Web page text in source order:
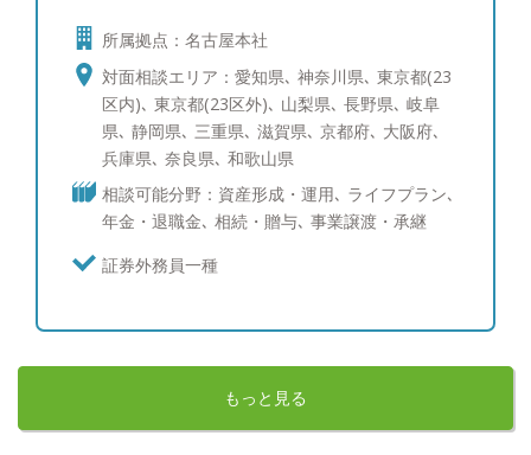
運用をし、パフォーマンスを向上させることができ
る点が、「転勤がない」ということの意義だと思い
ます。ご自身の運用ゴールに向け、長期的な視点で
の投資提案をしてまいります。 【運用に対するモ
ットー】 資産運用の世界はジャングルです。相場
変動の中で日々新しい商品やサービスが登場し、ユ
ーザーがその本質を理解することが時に困難を極め
る時代。自分自身の主観を頼りに恐る恐る歩を進め
ているのが現状ではないでしょうか。我々は、
様にお伝えし、伴走いたします。
所属拠点：名古屋本社
対面相談エリア：愛知県､ 神奈川県､ 東京都(23
区内)､ 東京都(23区外)､ 山梨県､ 長野県､ 岐阜
県､ 静岡県､ 三重県､ 滋賀県､ 京都府､ 大阪府､
兵庫県､ 奈良県､ 和歌山県
相談可能分野：資産形成・運用､ ライフプラン､
年金・退職金､ 相続・贈与､ 事業譲渡・承継
証券外務員一種
もっと見る